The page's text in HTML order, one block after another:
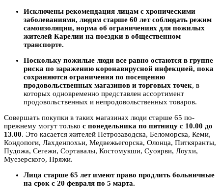
Исключены рекомендация лицам с хроническими
заболеваниями, людям старше 60 лет соблюдать режим
самоизоляции, норма об ограничениях для пожилых
жителей Карелии на поездки в общественном
транспорте.
Поскольку пожилые люди все равно остаются в группе
риска по заражению коронавирусной инфекцией, пока
сохраняются ограничения по посещению
продовольственных магазинов и торговых точек, в
которых одновременно представлен ассортимент
продовольственных и непродовольственных товаров.
Совершать покупки в таких магазинах люди старше 65 по-
прежнему могут только с понедельника по пятницу с 10.00 до
13.00. Это касается жителей Петрозаводска, Беломорска, Кеми,
Кондопоги, Лахденпохьи, Медвежьегорска, Олонца, Питкяранты,
Пудожа, Сегежи, Сортавалы, Костомукши, Суоярви, Лоухи,
Муезерского, Пряжи.
Лица старше 65 лет имеют право продлить больничные
на срок с 20 февраля по 5 марта.